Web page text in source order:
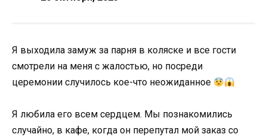
Я выходила замуж за парня в коляске и все гости
смотрели на меня с жалостью, но посреди
церемонии случилось кое-что неожиданное
Я любила его всем сердцем. Мы познакомились
случайно, в кафе, когда он перепутал мой заказ со